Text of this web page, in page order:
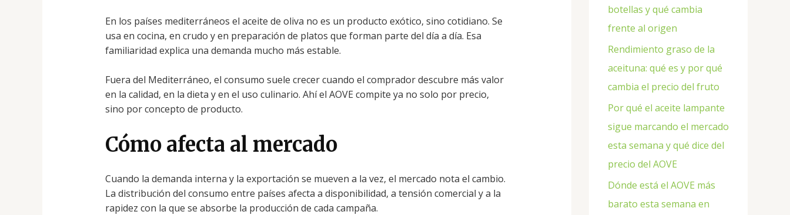
En los países mediterráneos el aceite de oliva no es un producto exótico, sino cotidiano. Se
usa en cocina, en crudo y en preparación de platos que forman parte del día a día. Esa
familiaridad explica una demanda mucho más estable.
Fuera del Mediterráneo, el consumo suele crecer cuando el comprador descubre más valor
en la calidad, en la dieta y en el uso culinario. Ahí el AOVE compite ya no solo por precio,
sino por concepto de producto.
Cómo afecta al mercado
Cuando la demanda interna y la exportación se mueven a la vez, el mercado nota el cambio.
La distribución del consumo entre países afecta a disponibilidad, a tensión comercial y a la
rapidez con la que se absorbe la producción de cada campaña.
botellas y qué cambia
frente al origen
Rendimiento graso de la
aceituna: qué es y por qué
cambia el precio del fruto
Por qué el aceite lampante
sigue marcando el mercado
esta semana y qué dice del
precio del AOVE
Dónde está el AOVE más
barato esta semana en